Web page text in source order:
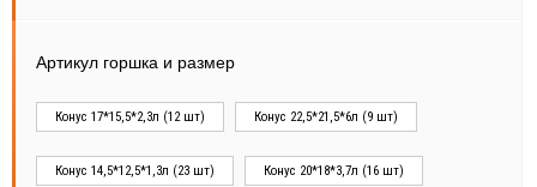
Артикул горшка и размер
Конус 17*15,5*2,3л (12 шт) Конус 22,5*21,5*6л (9 шт)
Конус 14,5*12,5*1,3л (23 шт) Конус 20*18*3,7л (16 шт)